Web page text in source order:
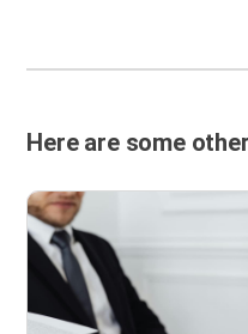
Here are some